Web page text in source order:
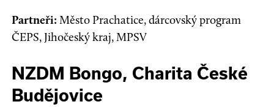
Partneři: Město Prachatice, dárcovský program
ČEPS, Jihočeský kraj, MPSV
NZDM Bongo, Charita České
Budějovice